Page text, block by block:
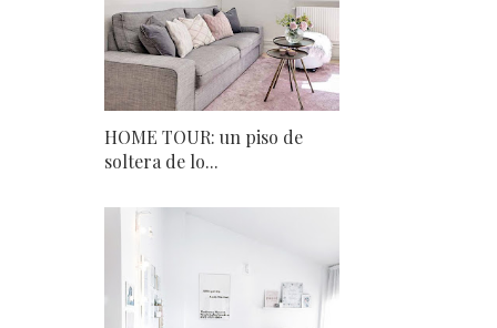
HOME TOUR: un piso de
soltera de lo...